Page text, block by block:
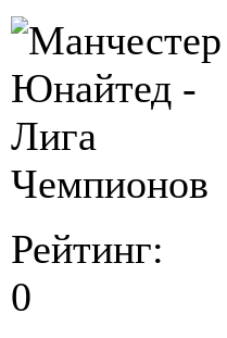
Рейтинг:
0